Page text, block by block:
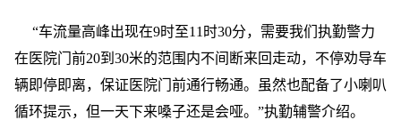
“车流量高峰出现在9时至11时30分，需要我们执勤警力
在医院门前20到30米的范围内不间断来回走动，不停劝导车
辆即停即离，保证医院门前通行畅通。虽然也配备了小喇叭
循环提示，但一天下来嗓子还是会哑。”执勤辅警介绍。